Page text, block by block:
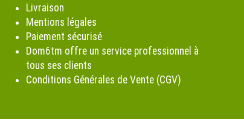
Livraison
Mentions légales
Paiement sécurisé
Dom6tm offre un service professionnel à
tous ses clients
Conditions Générales de Vente (CGV)